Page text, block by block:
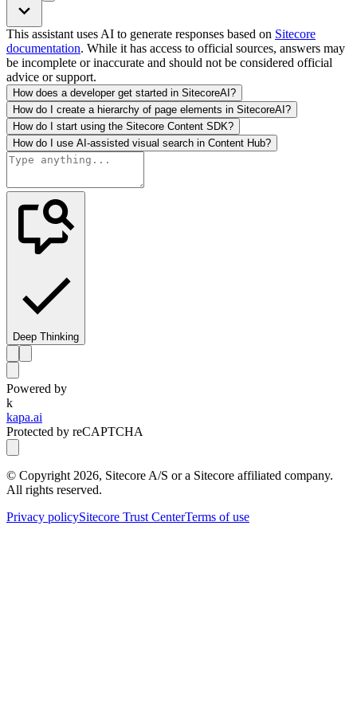
This assistant uses AI to generate responses based on Sitecore
documentation. While it has access to official sources, answers may
be incomplete or inaccurate and should not be considered official
advice or support.
How does a developer get started in SitecoreAI?
How do I create a hierarchy of page elements in SitecoreAI?
How do I start using the Sitecore Content SDK?
How do I use AI-assisted visual search in Content Hub?
Deep Thinking
Powered by
k
kapa.ai
Protected by reCAPTCHA
© Copyright 2026, Sitecore A/S or a Sitecore affiliated company.
All rights reserved.
Privacy policySitecore Trust CenterTerms of use